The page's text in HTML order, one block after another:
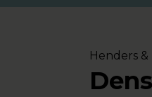
Henders &